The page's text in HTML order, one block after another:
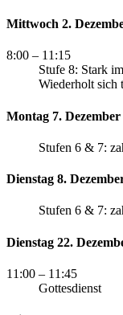
Mittwoch 2.
8:00 – 11:15
Stufe 8: Stark
Wiederholt sich
Montag 7. Dezember
Stufen 6 & 7:
Dienstag 8.
Stufen 6 & 7:
Dienstag 22.
11:00 – 11:45
Gottesdienst